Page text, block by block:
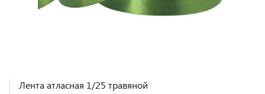
Лента атласная 1/25 травяной